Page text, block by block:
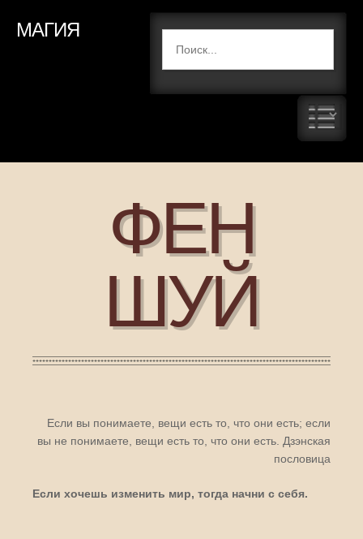
МАГИЯ
ФЕН
ШУЙ
Если вы понимаете, вещи есть то, что они есть; если
вы не понимаете, вещи есть то, что они есть. Дзэнская
пословица
Если хочешь изменить мир, тогда начни с себя.